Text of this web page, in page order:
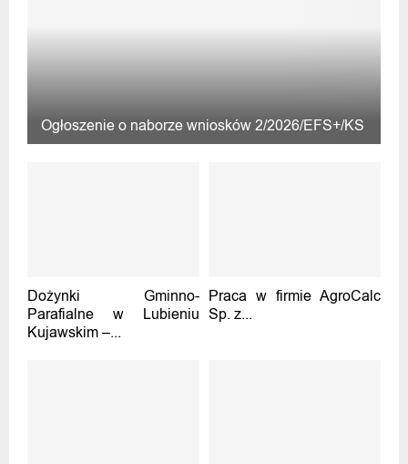
Ogłoszenie o naborze wniosków 2/2026/EFS+/KS
Dożynki Gminno-
Parafialne w Lubieniu
Kujawskim –...
Praca w firmie AgroCalc
Sp. z...